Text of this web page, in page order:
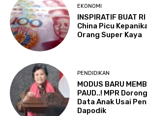
EKONOMI
INSPIRATIF BUAT
China Picu
Orang Super Kaya
PENDIDIKAN
MODUS BARU
PAUD..! MPR
Data Anak Usai
Dapodik